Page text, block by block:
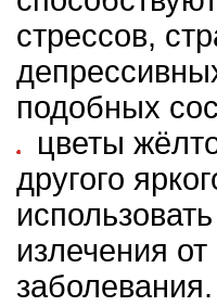
стрессов,
подобных
цветы
другого
излечения
заболевания.